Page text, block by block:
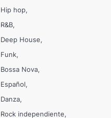
Hip hop
R&B
Deep House
Funk
Bossa Nova
Español
Danza
Rock independiente